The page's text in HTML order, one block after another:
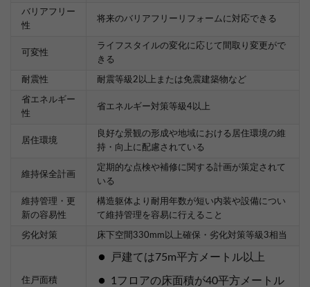
バリアフリー
性
将来のバリアフリーリフォームに対応できる
可変性
ライフスタイルの変化に応じて間取り変更がで
きる
耐震性 耐震等級2以上または免震建築物など
省エネルギー
性
省エネルギー対策等級4以上
居住環境
良好な景観の形成や地域における居住環境の維
持・向上に配慮されている
維持保全計画
定期的な点検や補修に関する計画が策定されて
いる
維持管理・更
新の容易性
構造躯体より耐用年数が短い内装や設備につい
て維持管理を容易に行えること
劣化対策 床下空間330mm以上確保・劣化対策等級3相当
住戸面積
戸建ては75m平方メートル以上
1フロアの床面積が40平方メートル